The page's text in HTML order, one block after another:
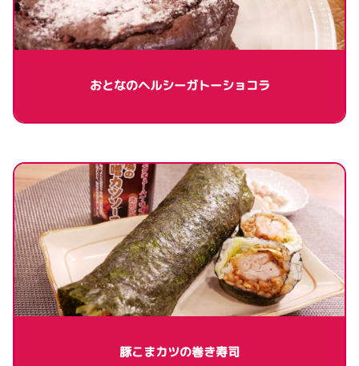
おとなのヘルシーガトーショコラ
豚こまカツの巻き寿司